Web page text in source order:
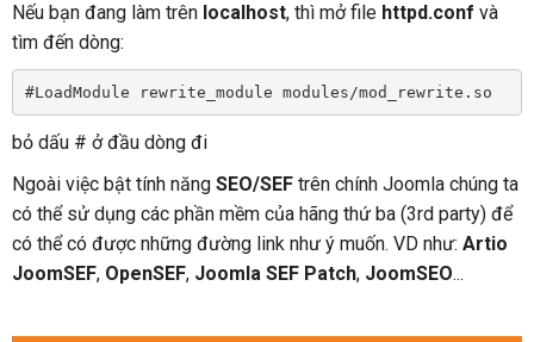
Nếu bạn đang làm trên localhost, thì mở file httpd.conf và
tìm đến dòng:
#LoadModule rewrite_module modules/mod_rewrite.so
bỏ dấu # ở đầu dòng đi
Ngoài việc bật tính năng SEO/SEF trên chính Joomla chúng ta
có thể sử dụng các phần mềm của hãng thứ ba (3rd party) để
có thể có được những đường link như ý muốn. VD như: Artio
JoomSEF, OpenSEF, Joomla SEF Patch, JoomSEO...